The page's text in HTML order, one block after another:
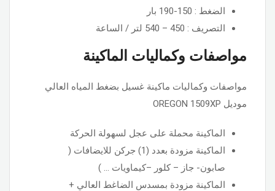
الضغط : 150-190 بار
التصريف : 450 – 540 لتر / الساعة
مواصفات وكماليات الماكينة
مواصفات وكماليات ماكينة غسيل بضغط المياه العالي
موديل OREGON 1509XP
الماكينة محملة على عجل لسهولة الحركة
الماكينة مزودة بعدد (1) جركن للايضافات (
صابون- جاز – كلور –كيماويات … )
الماكينة مزودة بمسدس الضاغط العالي +